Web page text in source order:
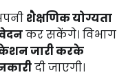
शैक्षणिक योग्यता
कर सकेंगे। विभाग
जारी करके
दी जाएगी।